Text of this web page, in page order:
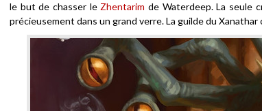
le but de chasser le Zhentarim de Waterdeep. La seule
précieusement dans un grand verre. La guilde du